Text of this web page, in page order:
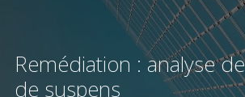
Remédiation : analyse
de suspens